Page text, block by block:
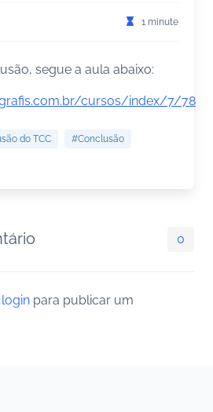
1 minute
segue a aula abaixo:
cursos/index/7/78
do TCC #Conclusão
0
login para publicar um